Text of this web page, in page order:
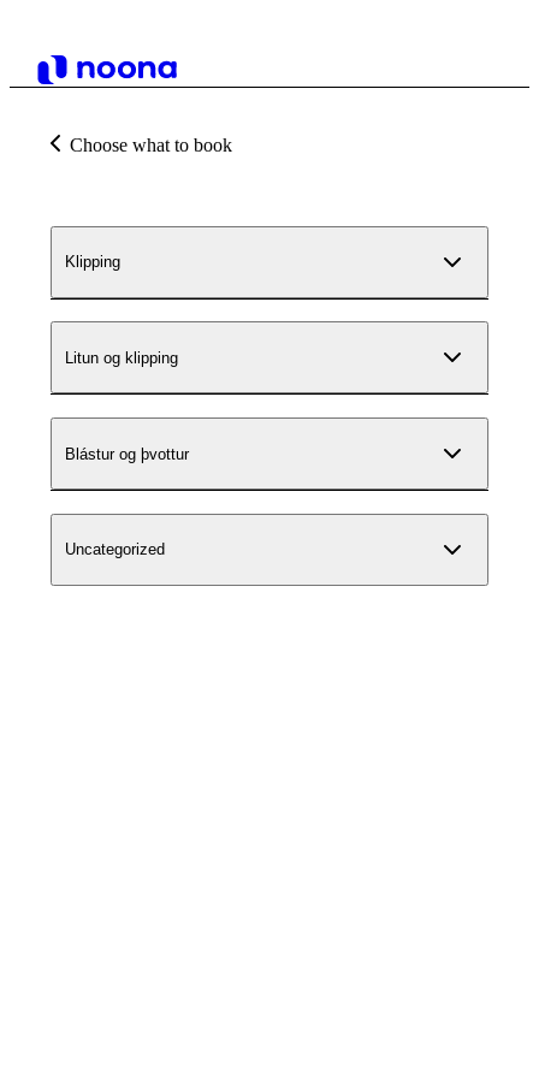
Choose what to book
Klipping
Litun og klipping
Blástur og þvottur
Uncategorized